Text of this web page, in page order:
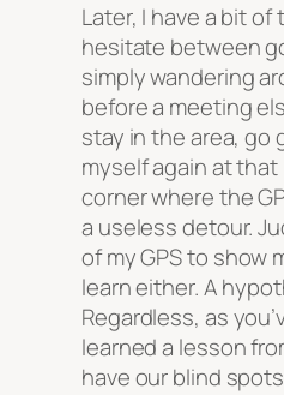
Later, I have a bit of
hesitate between
simply wandering
before a meeting
stay in the area, go
myself again at
corner where the
a useless detour.
of my GPS to show
learn either. A
Regardless, as
learned a lesson
have our blind